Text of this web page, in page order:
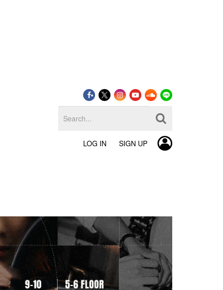
LOG IN SIGN UP